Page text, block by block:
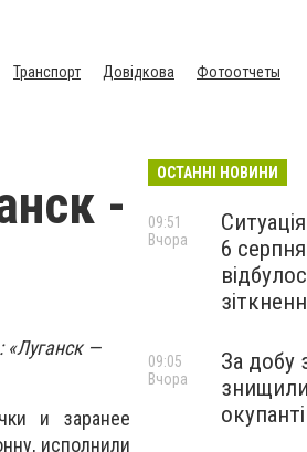
Транспорт Довідкова Фотоотчеты
-
«Луганск —
и заранее
исполнили
ОСТАННІ НОВИНИ
6
09:51
Вчора
За добу
09:05
Вчора